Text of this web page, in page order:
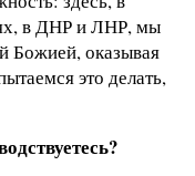
в ДНР и ЛНР, мы
Божией, оказывая
это делать,